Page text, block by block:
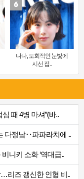
나나, 도회적인 눈빛에
시선 집..
때 4병 마셔”(바..
다정남‥파파라치에 ..
니키 소화 ‘역대급..
리즈 갱신한 인형 비..